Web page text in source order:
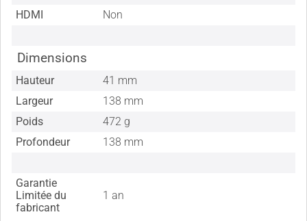
HDMI Non
Dimensions
Hauteur
41 mm
Largeur
138 mm
Poids
472 g
Profondeur
138 mm
Garantie
Limitée du
fabricant
1 an